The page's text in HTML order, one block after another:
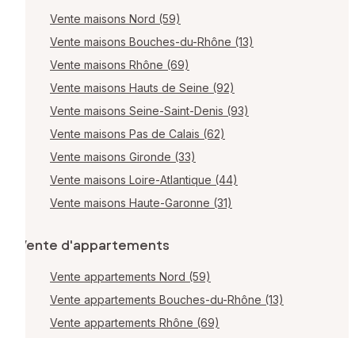
Vente maisons Nord (59)
Vente maisons Bouches-du-Rhône (13)
Vente maisons Rhône (69)
Vente maisons Hauts de Seine (92)
Vente maisons Seine-Saint-Denis (93)
Vente maisons Pas de Calais (62)
Vente maisons Gironde (33)
Vente maisons Loire-Atlantique (44)
Vente maisons Haute-Garonne (31)
Vente d'appartements
Vente appartements Nord (59)
Vente appartements Bouches-du-Rhône (13)
Vente appartements Rhône (69)